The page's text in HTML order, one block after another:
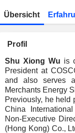
Übersicht
Profil
Shu Xiong Wu is
President at
and also serves
Merchants Energy
Previously, he held
China
Non-Executive
(Hong Kong) Co.,